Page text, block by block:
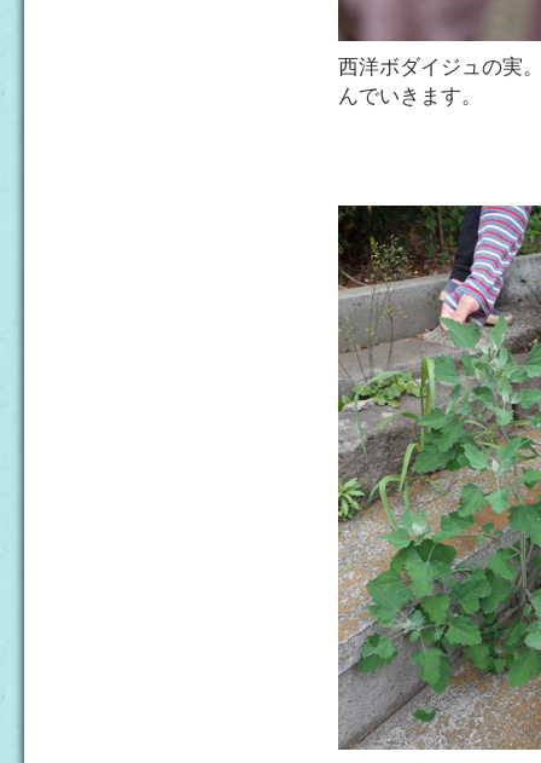
西洋ボダイジュの実
んでいきます。